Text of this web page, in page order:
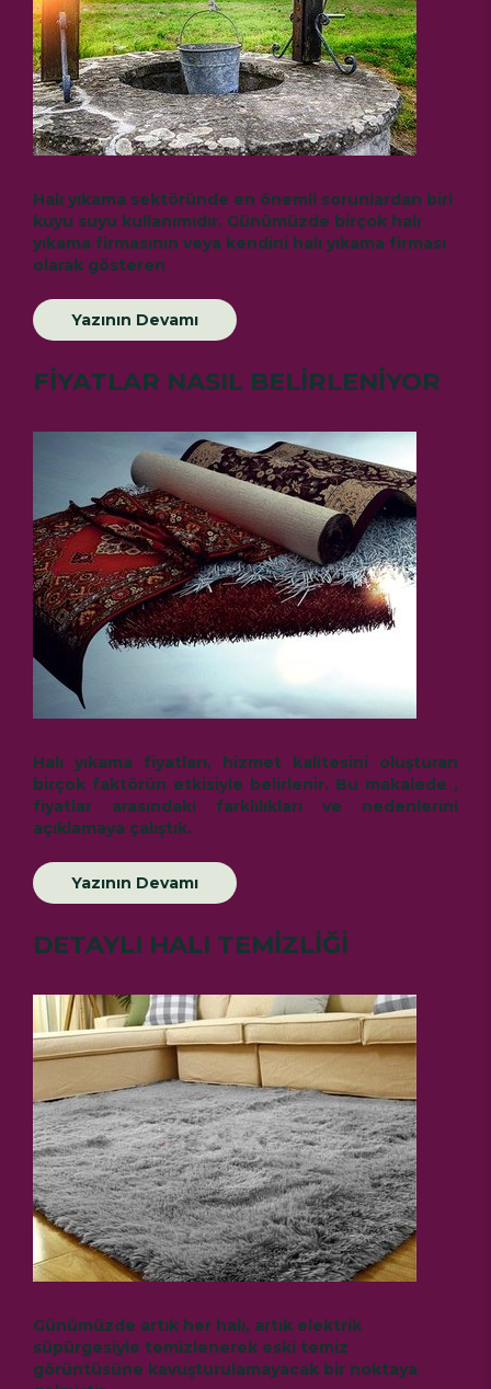
Halı yıkama sektöründe en önemli sorunlardan biri
kuyu suyu kullanımıdır. Günümüzde birçok halı
yıkama firmasının veya kendini halı yıkama firması
olarak gösteren
Yazının Devamı
FİYATLAR NASIL BELİRLENİYOR
Halı yıkama fiyatları, hizmet kalitesini oluşturan
birçok faktörün etkisiyle belirlenir. Bu makalede ,
fiyatlar arasındaki farklılıkları ve nedenlerini
açıklamaya çalıştık.
Yazının Devamı
DETAYLI HALI TEMİZLİĞİ
Günümüzde artık her halı, artık elektrik
süpürgesiyle temizlenerek eski temiz
görüntüsüne kavuşturulamayacak bir noktaya